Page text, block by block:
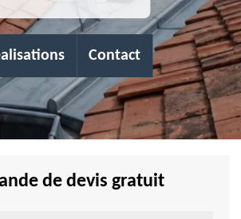
Contact
de devis gratuit